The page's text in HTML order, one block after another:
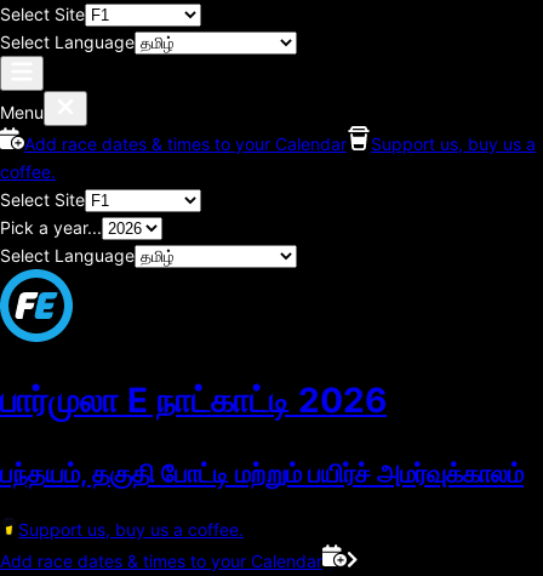
Select Site
Select Language
Menu
Add race dates & times to your Calendar
Support us, buy us a
coffee.
Select Site
Pick a year...
Select Language
பார்முலா E நாட்காட்டி 2026
பந்தயம், தகுதி போட்டி மற்றும் பயிர்ச் அமர்வுக்காலம்
Support us, buy us a coffee.
Add race dates & times to your Calendar